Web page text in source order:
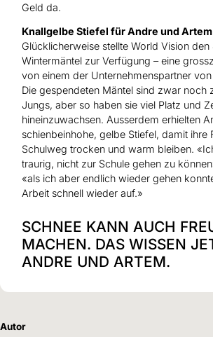
Geld da.
Knallgelbe Stiefel für Andre und Artem
Glücklicherweise stellte World Vision
Wintermäntel zur Verfügung – eine
von einem der Unternehmenspartner
Die gespendeten Mäntel sind zwar noch
Jungs, aber so haben sie viel Platz und
hineinzuwachsen. Ausserdem erhielten
schienbeinhohe, gelbe Stiefel, damit ihre
Schulweg trocken und warm bleiben.
traurig, nicht zur Schule gehen zu
«als ich aber endlich wieder gehen
Arbeit schnell wieder auf.»
SCHNEE KANN AUCH
MACHEN. DAS WISSEN
ANDRE UND ARTEM.
Autor